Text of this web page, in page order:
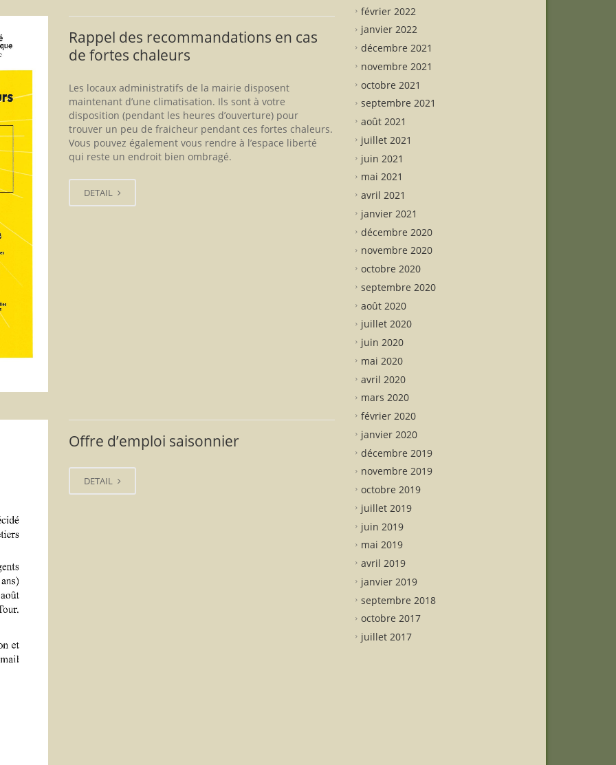
Rappel des recommandations en cas
de fortes chaleurs
Les locaux administratifs de la mairie disposent
maintenant d’une climatisation. Ils sont à votre
disposition (pendant les heures d’ouverture) pour
trouver un peu de fraicheur pendant ces fortes chaleurs.
Vous pouvez également vous rendre à l’espace liberté
qui reste un endroit bien ombragé.
DETAIL
Offre d’emploi saisonnier
DETAIL
février 2022
janvier 2022
décembre 2021
novembre 2021
octobre 2021
septembre 2021
août 2021
juillet 2021
juin 2021
mai 2021
avril 2021
janvier 2021
décembre 2020
novembre 2020
octobre 2020
septembre 2020
août 2020
juillet 2020
juin 2020
mai 2020
avril 2020
mars 2020
février 2020
janvier 2020
décembre 2019
novembre 2019
octobre 2019
juillet 2019
juin 2019
mai 2019
avril 2019
janvier 2019
septembre 2018
octobre 2017
juillet 2017